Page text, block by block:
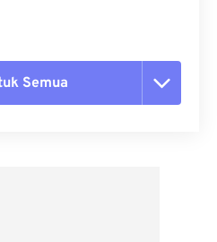
Semua